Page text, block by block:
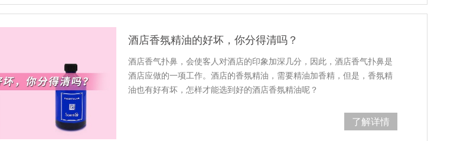
酒店香氛精油的好坏，你分得清吗？
酒店香气扑鼻，会使客人对酒店的印象加深几分，因此，酒店香气扑鼻是
酒店应做的一项工作。酒店的香氛精油，需要精油加香精，但是，香氛精
油也有好有坏，怎样才能选到好的酒店香氛精油呢？
了解详情